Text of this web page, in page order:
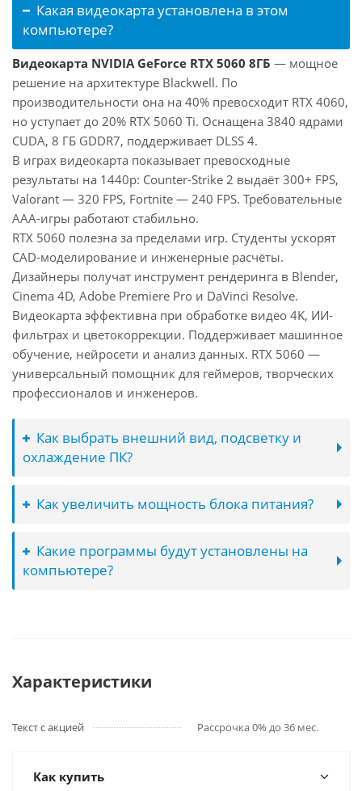
Какая видеокарта установлена в этом
компьютере?
Видеокарта NVIDIA GeForce RTX 5060 8ГБ — мощное
решение на архитектуре Blackwell. По
производительности она на 40% превосходит RTX 4060,
но уступает до 20% RTX 5060 Ti. Оснащена 3840 ядрами
CUDA, 8 ГБ GDDR7, поддерживает DLSS 4.
В играх видеокарта показывает превосходные
результаты на 1440p: Counter-Strike 2 выдаёт 300+ FPS,
Valorant — 320 FPS, Fortnite — 240 FPS. Требовательные
AAA-игры работают стабильно.
RTX 5060 полезна за пределами игр. Студенты ускорят
CAD-моделирование и инженерные расчёты.
Дизайнеры получат инструмент рендеринга в Blender,
Cinema 4D, Adobe Premiere Pro и DaVinci Resolve.
Видеокарта эффективна при обработке видео 4K, ИИ-
фильтрах и цветокоррекции. Поддерживает машинное
обучение, нейросети и анализ данных. RTX 5060 —
универсальный помощник для геймеров, творческих
профессионалов и инженеров.
Как выбрать внешний вид, подсветку и
охлаждение ПК?
Как увеличить мощность блока питания?
Какие программы будут установлены на
компьютере?
Характеристики
Текст с акцией Рассрочка 0% до 36 мес.
Как купить